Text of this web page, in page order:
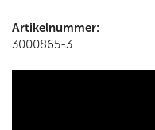
Artikelnummer:
3000865-3